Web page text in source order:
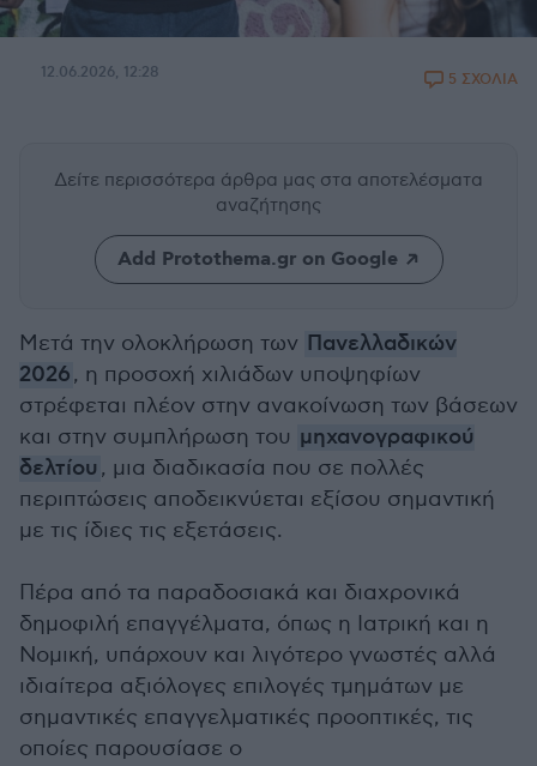
12.06.2026, 12:28 5 ΣΧΟΛΙΑ
Δείτε περισσότερα άρθρα μας στα αποτελέσματα
αναζήτησης
Add Protothema.gr on Google
Μετά την ολοκλήρωση των Πανελλαδικών
2026, η προσοχή χιλιάδων υποψηφίων
στρέφεται πλέον στην ανακοίνωση των βάσεων
και στην συμπλήρωση του μηχανογραφικού
δελτίου , μια διαδικασία που σε πολλές
περιπτώσεις αποδεικνύεται εξίσου σημαντική
με τις ίδιες τις εξετάσεις.
Πέρα από τα παραδοσιακά και διαχρονικά
δημοφιλή επαγγέλματα, όπως η Ιατρική και η
Νομική, υπάρχουν και λιγότερο γνωστές αλλά
ιδιαίτερα αξιόλογες επιλογές τμημάτων με
σημαντικές επαγγελματικές προοπτικές, τις
οποίες παρουσίασε ο